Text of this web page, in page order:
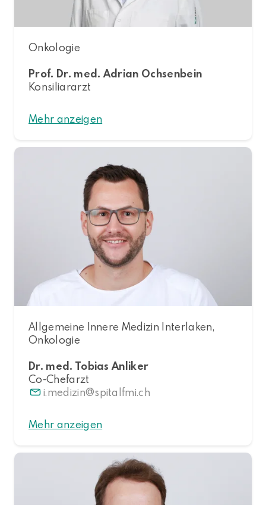
Onkologie
Prof. Dr. med. Adrian Ochsenbein
Konsiliararzt
Mehr anzeigen
Allgemeine Innere Medizin Interlaken,
Onkologie
Dr. med. Tobias Anliker
Co-Chefarzt
i.medizin
spitalfmi.ch
Mehr anzeigen